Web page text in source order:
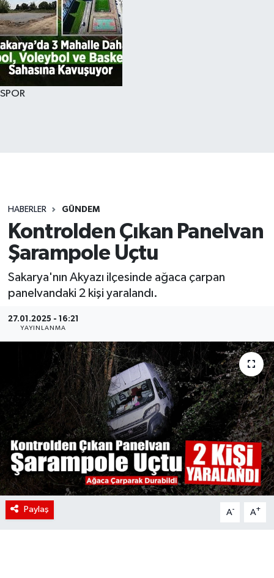
SPOR
HABERLER GÜNDEM
Kontrolden Çıkan Panelvan
Şarampole Uçtu
Sakarya'nın Akyazı ilçesinde ağaca çarpan
panelvandaki 2 kişi yaralandı.
27.01.2025 - 16:21
YAYINLANMA
Paylaş A- A+